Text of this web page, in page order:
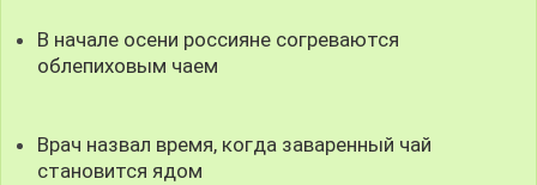
В начале осени россияне согреваются
облепиховым чаем
Врач назвал время, когда заваренный чай
становится ядом